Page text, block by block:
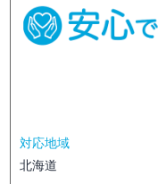
対応地域
北海道